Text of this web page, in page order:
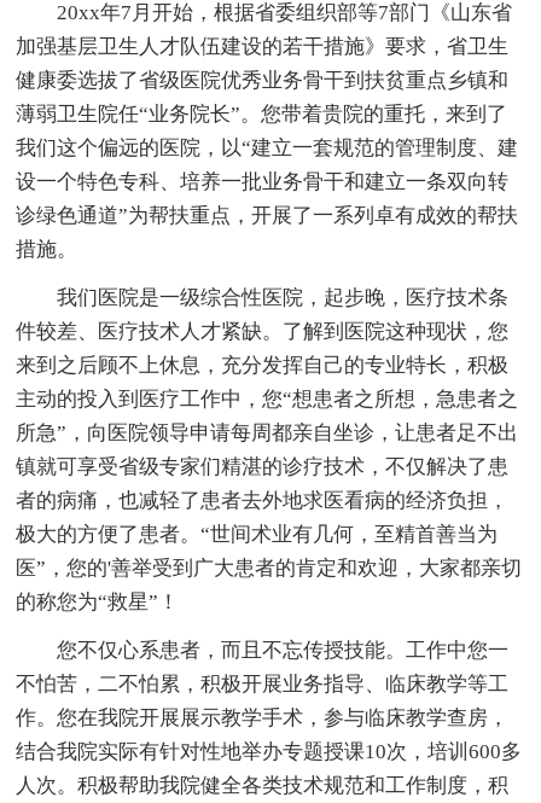
20xx年7月开始，根据省委组织部等7部门《山东省
加强基层卫生人才队伍建设的若干措施》要求，省卫生
健康委选拔了省级医院优秀业务骨干到扶贫重点乡镇和
薄弱卫生院任“业务院长”。您带着贵院的重托，来到了
我们这个偏远的医院，以“建立一套规范的管理制度、建
设一个特色专科、培养一批业务骨干和建立一条双向转
诊绿色通道”为帮扶重点，开展了一系列卓有成效的帮扶
措施。
我们医院是一级综合性医院，起步晚，医疗技术条
件较差、医疗技术人才紧缺。了解到医院这种现状，您
来到之后顾不上休息，充分发挥自己的专业特长，积极
主动的投入到医疗工作中，您“想患者之所想，急患者之
所急”，向医院领导申请每周都亲自坐诊，让患者足不出
镇就可享受省级专家们精湛的诊疗技术，不仅解决了患
者的病痛，也减轻了患者去外地求医看病的经济负担，
极大的方便了患者。“世间术业有几何，至精首善当为
医”，您的'善举受到广大患者的肯定和欢迎，大家都亲切
的称您为“救星”！
您不仅心系患者，而且不忘传授技能。工作中您一
不怕苦，二不怕累，积极开展业务指导、临床教学等工
作。您在我院开展展示教学手术，参与临床教学查房，
结合我院实际有针对性地举办专题授课10次，培训600多
人次。积极帮助我院健全各类技术规范和工作制度，积